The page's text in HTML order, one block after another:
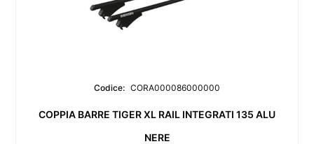
Codice: CORA000086000000
COPPIA BARRE TIGER XL RAIL INTEGRATI 135 ALU
NERE